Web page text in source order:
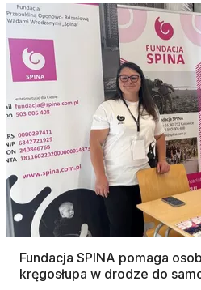
Fundacja SPINA pomaga
kręgosłupa w drodze do